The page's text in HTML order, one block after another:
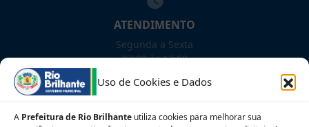
Uso de Cookies e Dados
A Prefeitura de Rio Brilhante utiliza cookies para melhorar sua
ATENDIMENTO
Segunda a Sexta
07:00 às 13:00
NOSSAS REDES!